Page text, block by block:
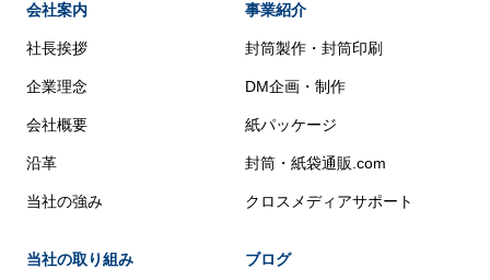
会社案内
社長挨拶
企業理念
会社概要
沿革
当社の強み
事業紹介
封筒製作・封筒印刷
DM企画・制作
紙パッケージ
封筒・紙袋通販.com
クロスメディアサポート
当社の取り組み ブログ